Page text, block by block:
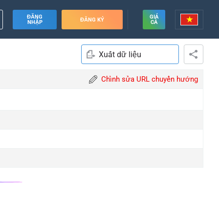
ĐĂNG
NHẬP
ĐĂNG KÝ
GIÁ
CẢ
Xuất dữ liệu
Chỉnh sửa URL chuyển hướng